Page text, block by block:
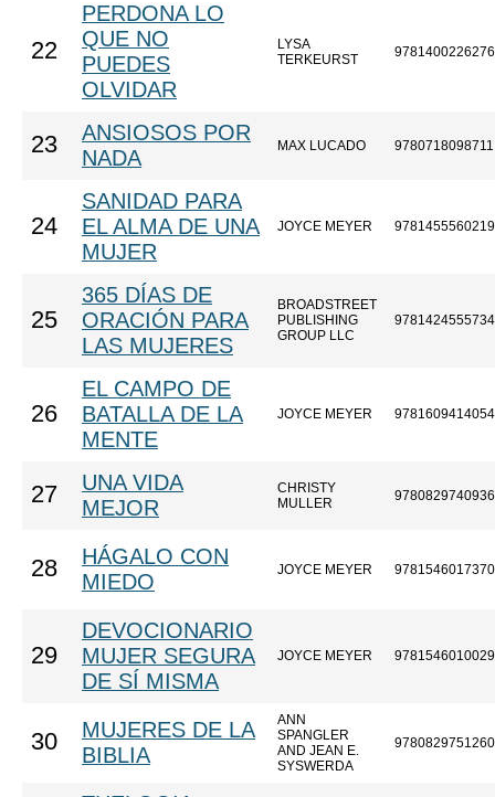
22
PERDONA LO
QUE NO
PUEDES
OLVIDAR
LYSA
TERKEURST
9781400226276
23
ANSIOSOS POR
NADA
MAX LUCADO 9780718098711
24
SANIDAD PARA
EL ALMA DE UNA
MUJER
JOYCE MEYER 9781455560219
25
365 DÍAS DE
ORACIÓN PARA
LAS MUJERES
BROADSTREET
PUBLISHING
GROUP LLC
9781424555734
26
EL CAMPO DE
BATALLA DE LA
MENTE
JOYCE MEYER 9781609414054
27
UNA VIDA
MEJOR
CHRISTY
MULLER
9780829740936
28
HÁGALO CON
MIEDO
JOYCE MEYER 9781546017370
29
DEVOCIONARIO
MUJER SEGURA
DE SÍ MISMA
JOYCE MEYER 9781546010029
30
MUJERES DE LA
BIBLIA
ANN
SPANGLER
AND JEAN E.
SYSWERDA
9780829751260